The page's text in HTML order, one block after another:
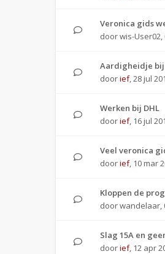
Veronica gids
doorwis-User02,
Aardigheidje bij
doorief,28 jul
Werken bij DHL
doorief, 16 jul
Veel veronica
doorief, 10 mar
Kloppen de
doorwandelaar,
Slag 15A en
doorief, 12 apr